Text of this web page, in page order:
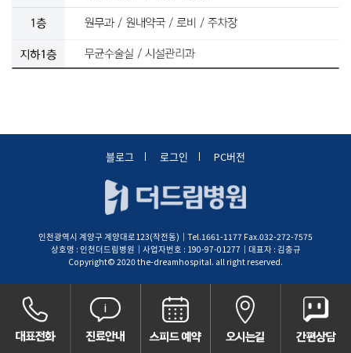
블로그 로그인 PC버전
인천광역시 계양구 계양대로123(작전동)│Tel.1661-1177 Fax.032-272-7575
상호명 : 인천더드림병원│사업자번호 : 190-97-01277│대표자 : 김충규
Copyright© 2020 the-dreamhospital. all right reserved.